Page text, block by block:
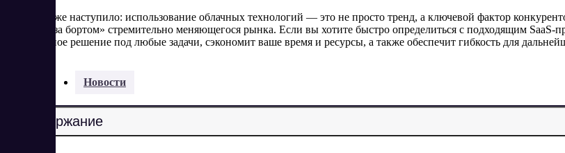
Будущее уже наступило: использование облачных технологий — это не просто тренд, а ключевой фактор
остаться «за бортом» стремительно меняющегося рынка. Если вы хотите быстро определиться с подходящим
оптимальное решение под любые задачи, сэкономит ваше время и ресурсы, а также обеспечит гибкость для
Новости
Содержание